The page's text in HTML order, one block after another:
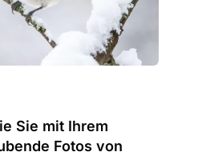
Sie mit Ihrem
Fotos von